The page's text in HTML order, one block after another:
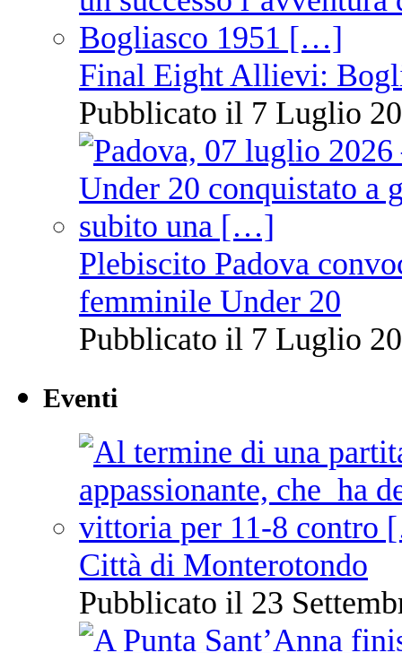
Final Eight Allievi:
Pubblicato il 7 Luglio
Plebiscito Padova
femminile Under 20
Pubblicato il 7 Luglio
Eventi
Città di Monterotondo
Pubblicato il 23